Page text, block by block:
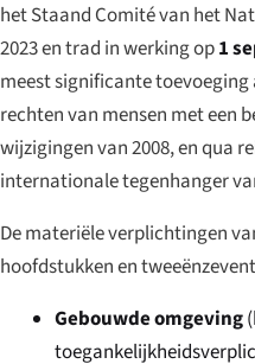
het Staand Comité van het
2023 en trad in werking op1
meest significante
rechten van mensen met een
wijzigingen van 2008, en qua
internationale tegenhanger
De materiële verplichtingen
hoofdstukken en
Gebouwde omgeving